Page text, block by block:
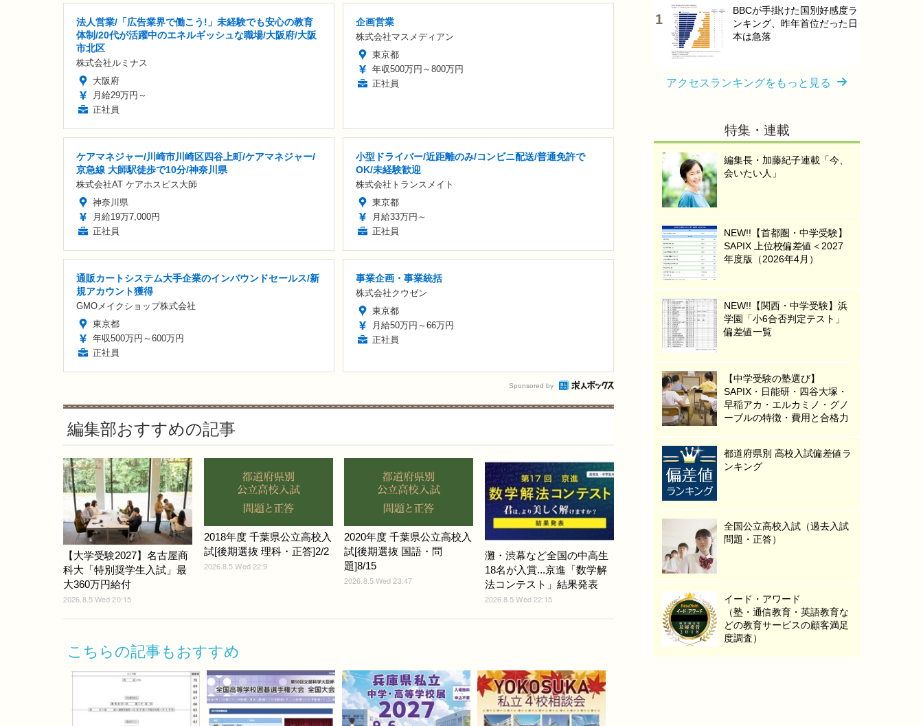
法人営業/「広告業界で働こう!」未経験でも安心の教育
体制/20代が活躍中のエネルギッシュな職場/大阪府/大阪
市北区
株式会社ルミナス
大阪府
月給29万円～
正社員
企画営業
株式会社マスメディアン
東京都
年収500万円～800万円
正社員
ケアマネジャー/川崎市川崎区四谷上町/ケアマネジャー/
京急線 大師駅徒歩で10分/神奈川県
株式会社AT ケアホスピス大師
神奈川県
月給19万7,000円
正社員
小型ドライバー/近距離のみ/コンビニ配送/普通免許で
OK/未経験歓迎
株式会社トランスメイト
東京都
月給33万円～
正社員
通販カートシステム大手企業のインバウンドセールス/新
規アカウント獲得
GMOメイクショップ株式会社
東京都
年収500万円～600万円
正社員
事業企画・事業統括
株式会社クウゼン
東京都
月給50万円～66万円
正社員
Sponsored by
編集部おすすめの記事
【大学受験2027】名古屋商
科大「特別奨学生入試」最
大360万円給付
2026.8.5 Wed 20:15
2018年度 千葉県公立高校入
試[後期選抜 理科・正答]2/2
2026.8.5 Wed 22:9
2020年度 千葉県公立高校入
試[後期選抜 国語・問
題]8/15
2026.8.5 Wed 23:47
灘・渋幕など全国の中高生
18名が入賞...京進「数学解
法コンテスト」結果発表
2026.8.5 Wed 22:15
こちらの記事もおすすめ
BBCが手掛けた国別好感度ラ
ンキング、昨年首位だった日
本は急落
アクセスランキングをもっと見る
特集・連載
編集長・加藤紀子連載「今、
会いたい人」
NEW!!【首都圏・中学受験】
SAPIX 上位校偏差値＜2027
年度版（2026年4月）
NEW!!【関西・中学受験】浜
学園「小6合否判定テスト」
偏差値一覧
【中学受験の塾選び】
SAPIX・日能研・四谷大塚・
早稲アカ・エルカミノ・グノ
ーブルの特徴・費用と合格力
都道府県別 高校入試偏差値ラ
ンキング
全国公立高校入試（過去入試
問題・正答）
イード・アワード
（塾・通信教育・英語教育な
どの教育サービスの顧客満足
度調査）